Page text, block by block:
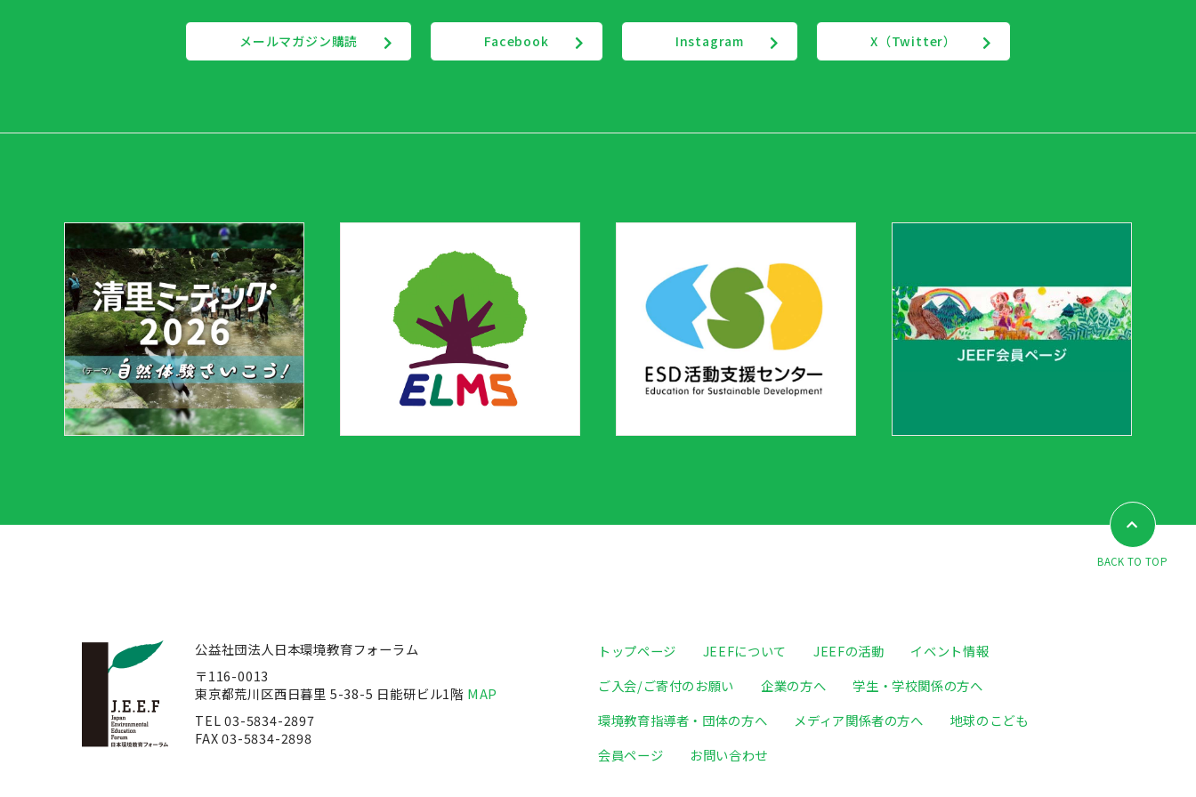
メールマガジン購読 Facebook Instagram X（Twitter）
BACK TO TOP
公益社団法人日本環境教育フォーラム
〒116-0013
東京都荒川区西日暮里 5-38-5 日能研ビル1階 MAP
TEL 03-5834-2897
FAX 03-5834-2898
トップページ JEEFについて JEEFの活動
イベント情報
ご入会/ご寄付のお願い
企業の方へ
学生・学校関係の方へ
環境教育指導者・団体の方へ
メディア関係者の方へ
地球のこども
会員ページ
お問い合わせ